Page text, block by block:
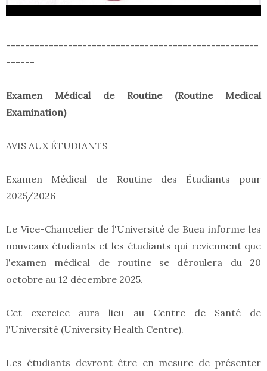
-----------------------------------------------------
------
Examen Médical de Routine (Routine Medical
Examination)
AVIS AUX ÉTUDIANTS
Examen Médical de Routine des Étudiants pour
2025/2026
Le Vice-Chancelier de l'Université de Buea informe les
nouveaux étudiants et les étudiants qui reviennent que
l'examen médical de routine se déroulera du 20
octobre au 12 décembre 2025.
Cet exercice aura lieu au Centre de Santé de
l'Université (University Health Centre).
Les étudiants devront être en mesure de présenter